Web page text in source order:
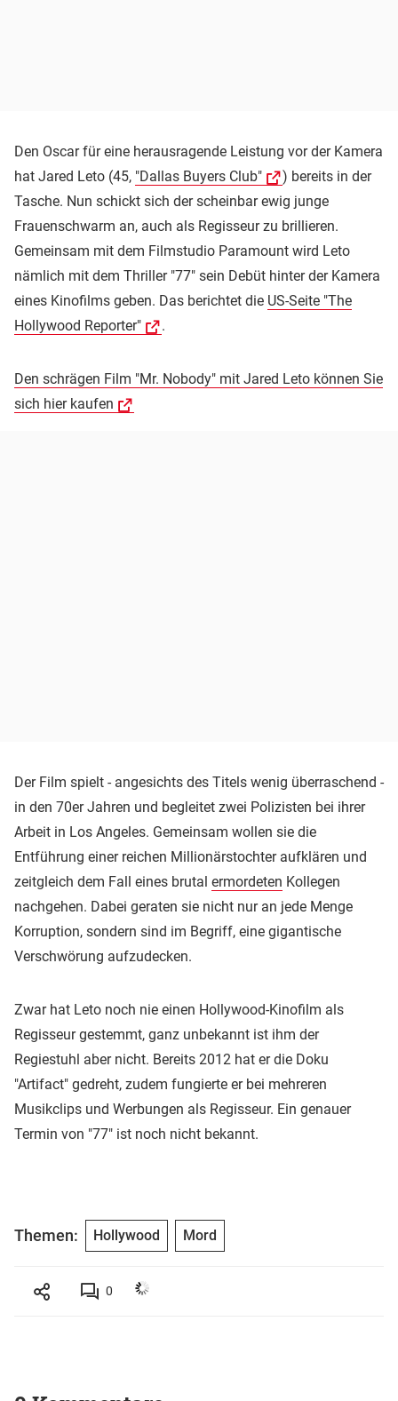
Den Oscar für eine herausragende Leistung vor der Kamera
hat Jared Leto (45, "Dallas Buyers Club"
) bereits in der
Tasche. Nun schickt sich der scheinbar ewig junge
Frauenschwarm an, auch als Regisseur zu brillieren.
Gemeinsam mit dem Filmstudio Paramount wird Leto
nämlich mit dem Thriller "77" sein Debüt hinter der Kamera
eines Kinofilms geben. Das berichtet die US-Seite "The
Hollywood Reporter"
.
Den schrägen Film "Mr. Nobody" mit Jared Leto können Sie
sich hier kaufen
Der Film spielt - angesichts des Titels wenig überraschend -
in den 70er Jahren und begleitet zwei Polizisten bei ihrer
Arbeit in Los Angeles. Gemeinsam wollen sie die
Entführung einer reichen Millionärstochter aufklären und
zeitgleich dem Fall eines brutal ermordeten Kollegen
nachgehen. Dabei geraten sie nicht nur an jede Menge
Korruption, sondern sind im Begriff, eine gigantische
Verschwörung aufzudecken.
Zwar hat Leto noch nie einen Hollywood-Kinofilm als
Regisseur gestemmt, ganz unbekannt ist ihm der
Regiestuhl aber nicht. Bereits 2012 hat er die Doku
"Artifact" gedreht, zudem fungierte er bei mehreren
Musikclips und Werbungen als Regisseur. Ein genauer
Termin von "77" ist noch nicht bekannt.
Themen: Hollywood Mord
0